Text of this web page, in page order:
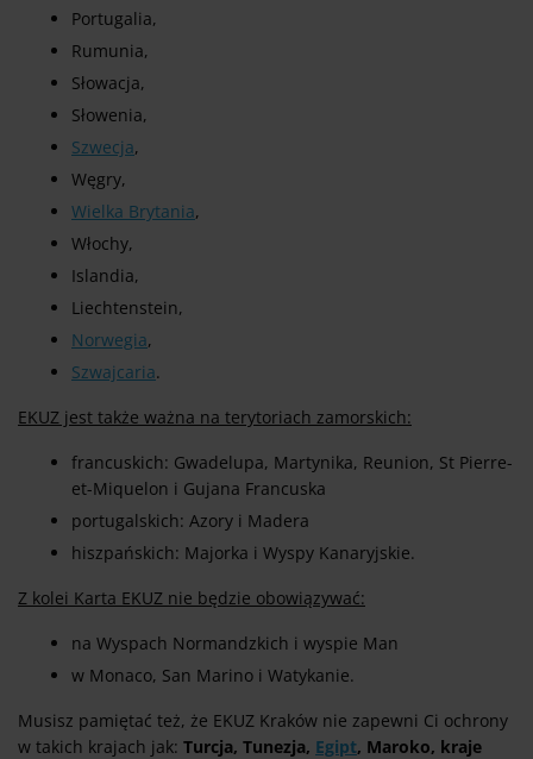
Portugalia,
Rumunia,
Słowacja,
Słowenia,
Szwecja,
Węgry,
Wielka Brytania,
Włochy,
Islandia,
Liechtenstein,
Norwegia,
Szwajcaria.
EKUZ jest także ważna na terytoriach zamorskich:
francuskich: Gwadelupa, Martynika, Reunion, St Pierre-
et-Miquelon i Gujana Francuska
portugalskich: Azory i Madera
hiszpańskich: Majorka i Wyspy Kanaryjskie.
Z kolei Karta EKUZ nie będzie obowiązywać:
na Wyspach Normandzkich i wyspie Man
w Monaco, San Marino i Watykanie.
Musisz pamiętać też, że EKUZ Kraków nie zapewni Ci ochrony
w takich krajach jak: Turcja, Tunezja, Egipt, Maroko, kraje